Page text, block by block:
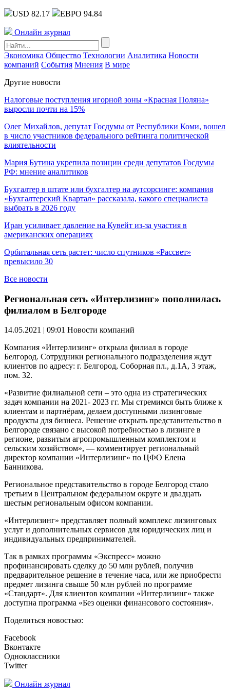
USD 82.17 ЕВРО 94.84
Онлайн журнал
Экономика Общество Технологии Аналитика Новости
компаний События Мнения В мире
Другие новости
Налоговые поступления игорной зоны «Красная Поляна»
выросли почти на 15%
Олег Михайлов, депутат Госдумы от Республики Коми, вошел
в число участников федерального рейтинга политической
влиятельности
Мария Бутина укрепила позиции среди депутатов Госдумы
РФ: мнение аналитиков
Бухгалтер в штате или бухгалтер на аутсорсинге: компания
«Бухгалтерский Квартал» рассказала, какого специалиста
выбрать в 2026 году
Иран усиливает давление на Кувейт из-за участия в
американских операциях
Орбитальная сеть растет: число спутников «Рассвет»
превысило 30
Все новости
Региональная сеть «Интерлизинг» пополнилась
филиалом в Белгороде
14.05.2021 | 09:01 Новости компаний
Компания «Интерлизинг» открыла филиал в городе
Белгород. Сотрудники регионального подразделения ждут
клиентов по адресу: г. Белгород, Соборная пл., д.1А, 3 этаж,
пом. 32.
«Развитие филиальной сети – это одна из стратегических
задач компании на 2021- 2023 гг. Мы стремимся быть ближе к
клиентам и партнёрам, делаем доступными лизинговые
продукты для бизнеса. Решение открыть представительство в
Белгороде связано с высокой потребностью в лизинге в
регионе, развитым агропромышленным комплектом и
сельским хозяйством», — комментирует региональный
директор компании «Интерлизинг» по ЦФО Елена
Банникова.
Региональное представительство в городе Белгород стало
третьим в Центральном федеральном округе и двадцать
шестым региональным офисом компании.
«Интерлизинг» представляет полный комплекс лизинговых
услуг и дополнительных сервисов для юридических лиц и
индивидуальных предпринимателей.
Так в рамках программы «Экспресс» можно
профинансировать сделку до 50 млн рублей, получив
предварительное решение в течение часа, или же приобрести
предмет лизинга свыше 50 млн рублей по программе
«Стандарт». Для клиентов компании «Интерлизинг» также
доступна программа «Без оценки финансового состояния».
Поделиться новостью:
Facebook
Вконтакте
Одноклассники
Twitter
Онлайн журнал